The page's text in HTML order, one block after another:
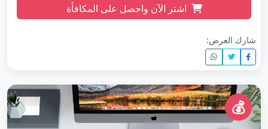
اشتر الآن واحصل على المكافأة
شارك العرض:
💰